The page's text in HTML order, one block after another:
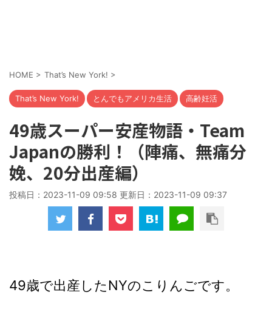
HOME > That’s New York! >
That’s New York! とんでもアメリカ生活 高齢妊活
49歳スーパー安産物語・Team
Japanの勝利！（陣痛、無痛分
娩、20分出産編）
投稿日：2023-11-09 09:58 更新日： 2023-11-09 09:37
49歳で出産したNYのこりんごです。